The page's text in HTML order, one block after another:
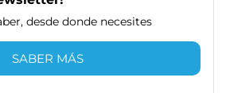
desde donde necesites
SABER MÁS